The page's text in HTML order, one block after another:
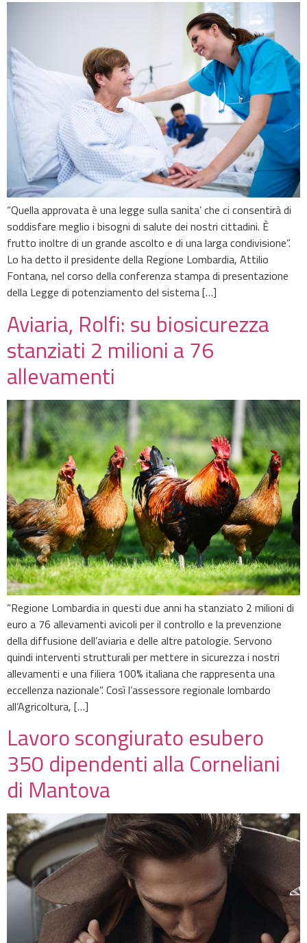
“Quella approvata è una legge sulla sanita’ che ci consentirà di
soddisfare meglio i bisogni di salute dei nostri cittadini. È
frutto inoltre di un grande ascolto e di una larga condivisione”.
Lo ha detto il presidente della Regione Lombardia, Attilio
Fontana, nel corso della conferenza stampa di presentazione
della Legge di potenziamento del sistema […]
Aviaria, Rolfi: su biosicurezza
stanziati 2 milioni a 76
allevamenti
“Regione Lombardia in questi due anni ha stanziato 2 milioni di
euro a 76 allevamenti avicoli per il controllo e la prevenzione
della diffusione dell’aviaria e delle altre patologie. Servono
quindi interventi strutturali per mettere in sicurezza i nostri
allevamenti e una filiera 100% italiana che rappresenta una
eccellenza nazionale”. Così l’assessore regionale lombardo
all’Agricoltura, […]
Lavoro scongiurato esubero
350 dipendenti alla Corneliani
di Mantova